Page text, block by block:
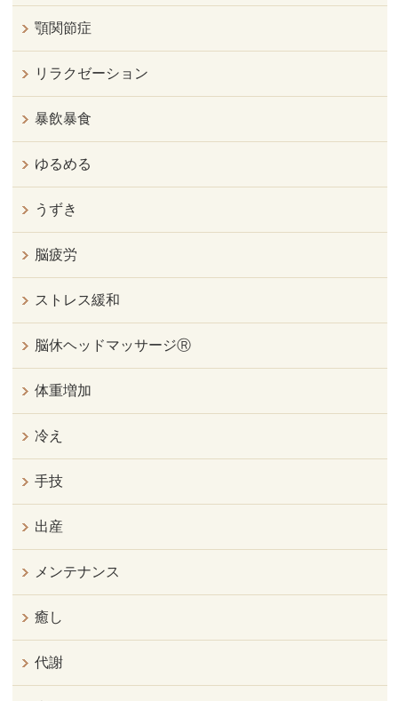
顎関節症
リラクゼーション
暴飲暴食
ゆるめる
うずき
脳疲労
ストレス緩和
脳休ヘッドマッサージⓇ
体重増加
冷え
手技
出産
メンテナンス
癒し
代謝